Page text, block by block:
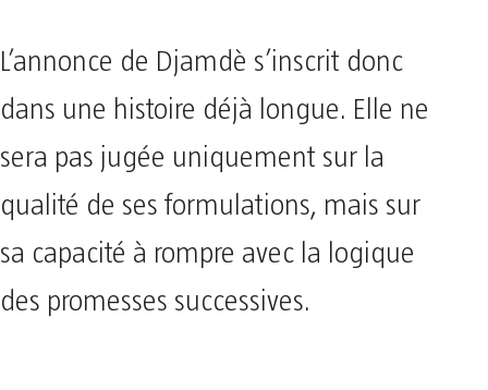
L’annonce de Djamdè s’inscrit donc
dans une histoire déjà longue. Elle ne
sera pas jugée uniquement sur la
qualité de ses formulations, mais sur
sa capacité à rompre avec la logique
des promesses successives.